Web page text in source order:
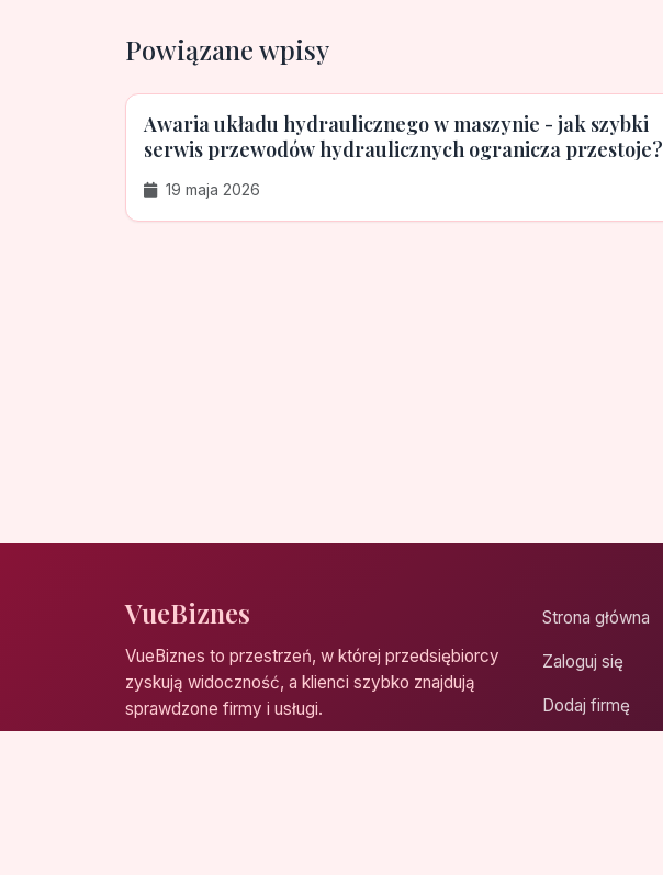
Powiązane wpisy
Awaria układu hydraulicznego w maszynie - jak szybki
serwis przewodów hydraulicznych ogranicza przestoje?
19 maja 2026
VueBiznes
VueBiznes to przestrzeń, w której przedsiębiorcy
zyskują widoczność, a klienci szybko znajdują
sprawdzone firmy i usługi.
Strona główna
Zaloguj się
Dodaj firmę